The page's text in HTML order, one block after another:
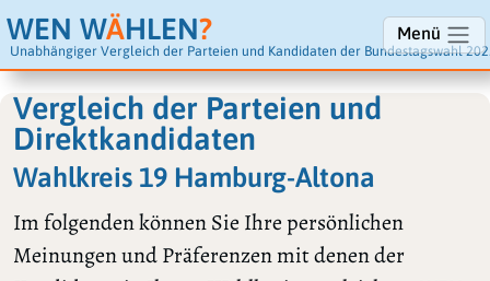
WEN WÄHLEN?
Unabhängiger Vergleich der Parteien und Kandidaten der Bundestagswahl
Menü
Vergleich der Parteien und
Direktkandidaten
Wahlkreis 19 Hamburg-Altona
Im folgenden können Sie Ihre persönlichen
Meinungen und Präferenzen mit denen der